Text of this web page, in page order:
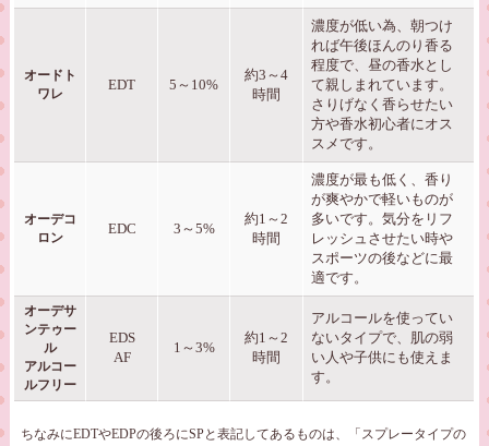
オードト
ワレ
EDT 5～10%
約3～4
時間
濃度が低い為、朝つけ
れば午後ほんのり香る
程度で、昼の香水とし
て親しまれています。
さりげなく香らせたい
方や香水初心者にオス
スメです。
オーデコ
ロン
EDC 3～5%
約1～2
時間
濃度が最も低く、香り
が爽やかで軽いものが
多いです。気分をリフ
レッシュさせたい時や
スポーツの後などに最
適です。
オーデサ
ンテゥー
ル
アルコー
ルフリー
EDS
AF
1～3%
約1～2
時間
アルコールを使ってい
ないタイプで、肌の弱
い人や子供にも使えま
す。
ちなみにEDTやEDPの後ろにSPと表記してあるものは、「スプレータイプの